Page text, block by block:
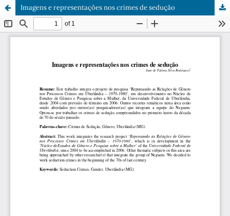
Imagens e representações nos crimes de sedução